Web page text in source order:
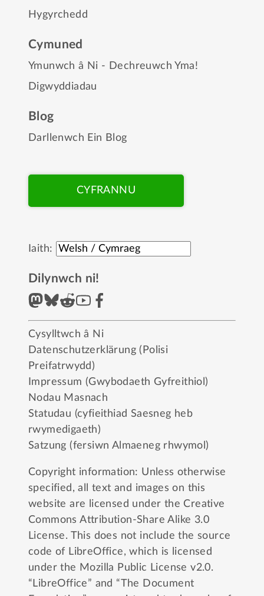
Hygyrchedd
Cymuned
Ymunwch â Ni - Dechreuwch Yma!
Digwyddiadau
Blog
Darllenwch Ein Blog
CYFRANNU
Iaith:
Dilynwch ni!
Cysylltwch â Ni
Datenschutzerklärung (Polisi
Preifatrwydd)
Impressum (Gwybodaeth Gyfreithiol)
Nodau Masnach
Statudau (cyfieithiad Saesneg heb
rwymedigaeth)
Satzung (fersiwn Almaeneg rhwymol)
Copyright information: Unless otherwise
specified, all text and images on this
website are licensed under the Creative
Commons Attribution-Share Alike 3.0
License. This does not include the source
code of LibreOffice, which is licensed
under the Mozilla Public License v2.0.
“LibreOffice” and “The Document